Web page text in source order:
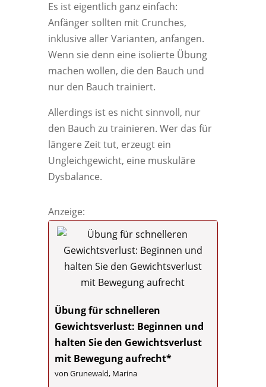
Es ist eigentlich ganz einfach:
Anfänger sollten mit Crunches,
inklusive aller Varianten, anfangen.
Wenn sie denn eine isolierte Übung
machen wollen, die den Bauch und
nur den Bauch trainiert.
Allerdings ist es nicht sinnvoll, nur
den Bauch zu trainieren. Wer das für
längere Zeit tut, erzeugt ein
Ungleichgewicht, eine muskuläre
Dysbalance.
Anzeige:
Übung für schnelleren
Gewichtsverlust: Beginnen und
halten Sie den Gewichtsverlust
mit Bewegung aufrecht*
von Grunewald, Marina